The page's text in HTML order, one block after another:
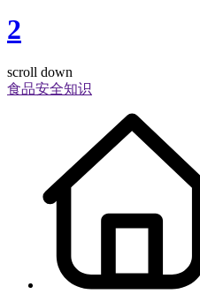
2
scroll down
食品安全知识